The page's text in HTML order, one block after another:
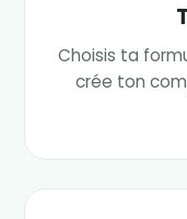
Choisis ta
crée ton